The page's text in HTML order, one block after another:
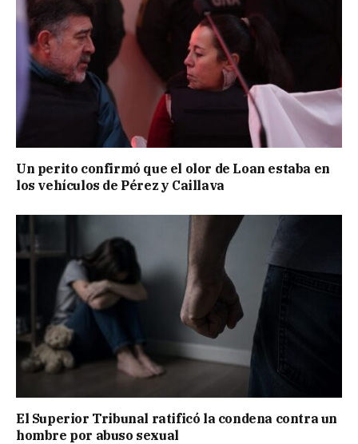
Un perito confirmó que el olor de Loan estaba en
los vehículos de Pérez y Caillava
El Superior Tribunal ratificó la condena contra un
hombre por abuso sexual